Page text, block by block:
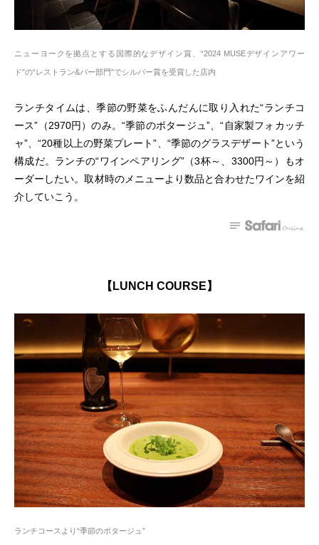
ニューヨークを拠点とする国際的なデザイン賞、“2024 MUSEデザインアワー
ド”の“レストラン&バー部門”でシルバー賞を受賞した店内
ランチタイムは、季節の野菜をふんだんに取り入れた“ランチコ
ース”（2970円）のみ。“季節のポタージュ”、“自家製フォカッチ
ャ”、“20種以上の野菜プレート”、“季節のグラスデザート”という
構成だ。ランチの“ワインペアリング”（3杯～、3300円～）もオ
ーダーしたい。取材時のメニューより数品と合わせたワインを紹
介していこう。
【LUNCH COURSE】
ランチコースより“季節のポタージュ”